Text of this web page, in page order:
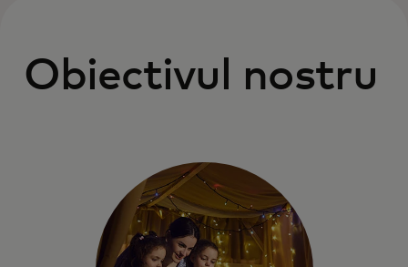
Obiectivul nostru